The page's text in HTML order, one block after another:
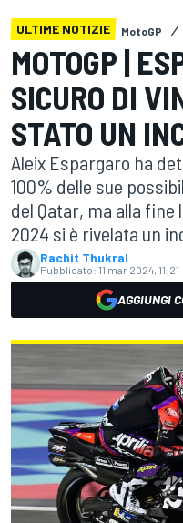
ULTIME NOTIZIE MotoGP
MOTOGP |
SICURO DI
STATO UN
Aleix Espargaro ha
100% delle sue
del Qatar, ma alla fine
2024 si è rivelata un
Rachit Thukral
Pubblicato: 11 mar 2024, 11:21
AGGIUNGI